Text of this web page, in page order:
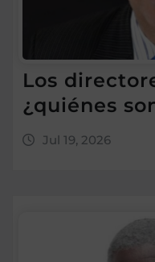
Los
¿quiénes
Jul 19, 2026